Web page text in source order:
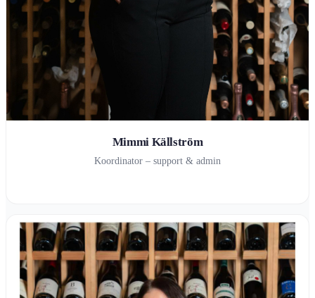
Mimmi Källström
Koordinator – support & admin